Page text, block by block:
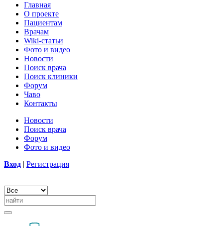
Главная
О проекте
Пациентам
Врачам
Wiki-статьи
Фото и видео
Новости
Поиск врача
Поиск клиники
Форум
Чаво
Контакты
Новости
Поиск врача
Форум
Фото и видео
Вход | Регистрация